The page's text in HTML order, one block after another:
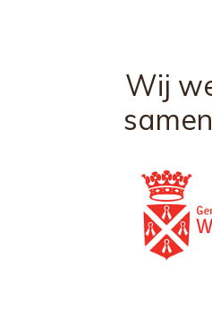
Wij